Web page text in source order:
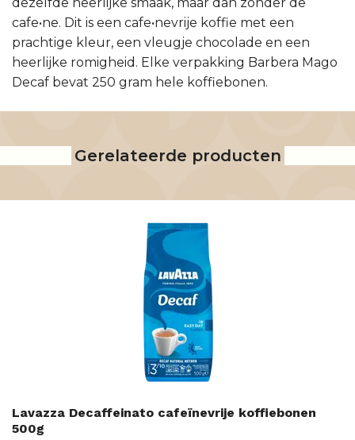
cafe•ne. Dit is een cafe•nevrije koffie met een
prachtige kleur, een vleugje chocolade en een
heerlijke romigheid. Elke verpakking Barbera Mago
Decaf bevat 250 gram hele koffiebonen.
Gerelateerde producten
Lavazza Decaffeinato cafeïnevrije koffiebonen
500g